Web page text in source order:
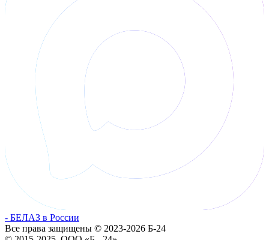
- БЕЛАЗ в России
Все права защищены © 2023-2026 Б-24